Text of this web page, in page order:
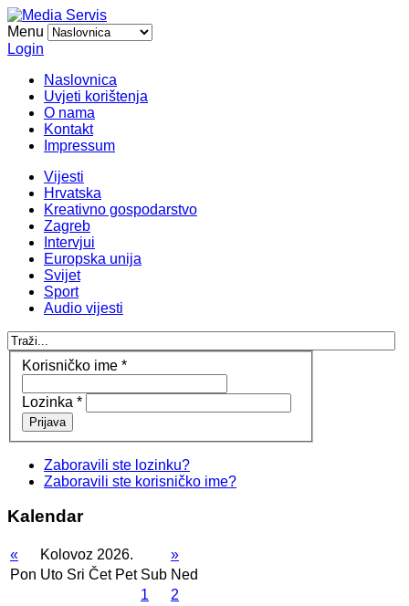
Menu
Login
Naslovnica
Uvjeti korištenja
O nama
Kontakt
Impressum
Vijesti
Hrvatska
Kreativno gospodarstvo
Zagreb
Intervjui
Europska unija
Svijet
Sport
Audio vijesti
Korisničko ime *
Lozinka *
Prijava
Zaboravili ste lozinku?
Zaboravili ste korisničko ime?
Kalendar
« Kolovoz 2026.
»
Pon Uto Sri Čet Pet Sub Ned
1
2